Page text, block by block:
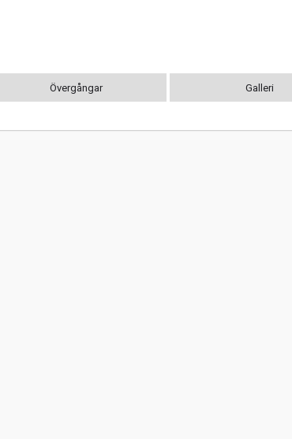
Övergångar Galleri